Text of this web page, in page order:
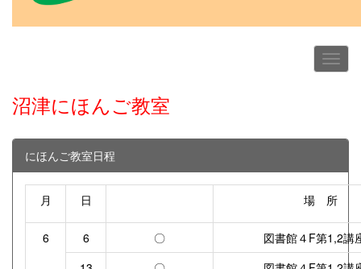
沼津にほんご教室
にほんご教室日程
月 日 場 所
6 6 〇
図書館４F第1,2講